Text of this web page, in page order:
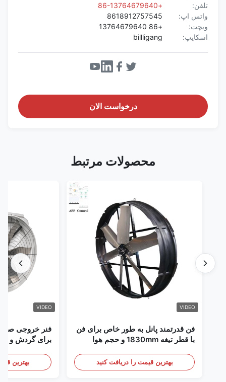
تلفن:
+86-13764679640
واتس اپ:
8618912757545
ویچت:
+86 13764679640
اسکایپ:
billligang
درخواست الان
محصولات مرتبط
VIDEO
فن قدرتمند پانل به طور خاص برای فن
با قطر تیغه 1830mm و حجم هوا
بهترین قیمت را دریافت کنید
VIDEO
فنر خروجی
برای گردش و
بهترین